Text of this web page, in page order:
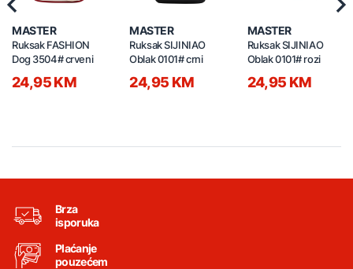
MASTER
Ruksak FASHION
Dog 3504# crveni
24,95 KM
MASTER
Ruksak SIJINIAO
Oblak 0101# crni
24,95 KM
MASTER
Ruksak SIJINIAO
Oblak 0101# rozi
24,95 KM
Brza
isporuka
Plaćanje
pouzećem